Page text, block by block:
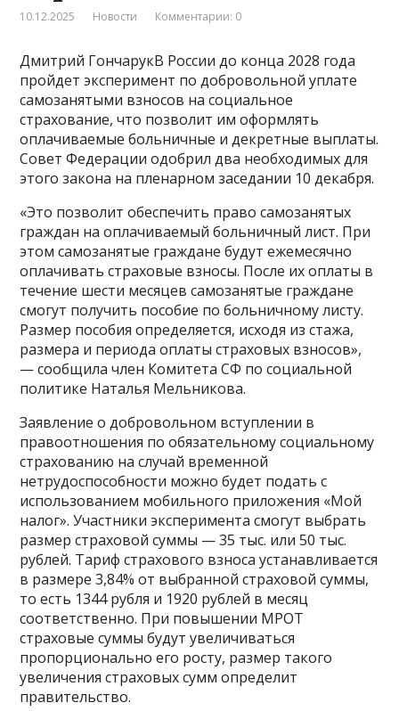
10.12.2025 Новости Комментарии: 0
Дмитрий ГончарукВ России до конца 2028 года
пройдет эксперимент по добровольной уплате
самозанятыми взносов на социальное
страхование, что позволит им оформлять
оплачиваемые больничные и декретные выплаты.
Совет Федерации одобрил два необходимых для
этого закона на пленарном заседании 10 декабря.
«Это позволит обеспечить право самозанятых
граждан на оплачиваемый больничный лист. При
этом самозанятые граждане будут ежемесячно
оплачивать страховые взносы. После их оплаты в
течение шести месяцев самозанятые граждане
смогут получить пособие по больничному листу.
Размер пособия определяется, исходя из стажа,
размера и периода оплаты страховых взносов»,
— сообщила член Комитета СФ по социальной
политике Наталья Мельникова.
Заявление о добровольном вступлении в
правоотношения по обязательному социальному
страхованию на случай временной
нетрудоспособности можно будет подать с
использованием мобильного приложения «Мой
налог». Участники эксперимента смогут выбрать
размер страховой суммы — 35 тыс. или 50 тыс.
рублей. Тариф страхового взноса устанавливается
в размере 3,84% от выбранной страховой суммы,
то есть 1344 рубля и 1920 рублей в месяц
соответственно. При повышении МРОТ
страховые суммы будут увеличиваться
пропорционально его росту, размер такого
увеличения страховых сумм определит
правительство.